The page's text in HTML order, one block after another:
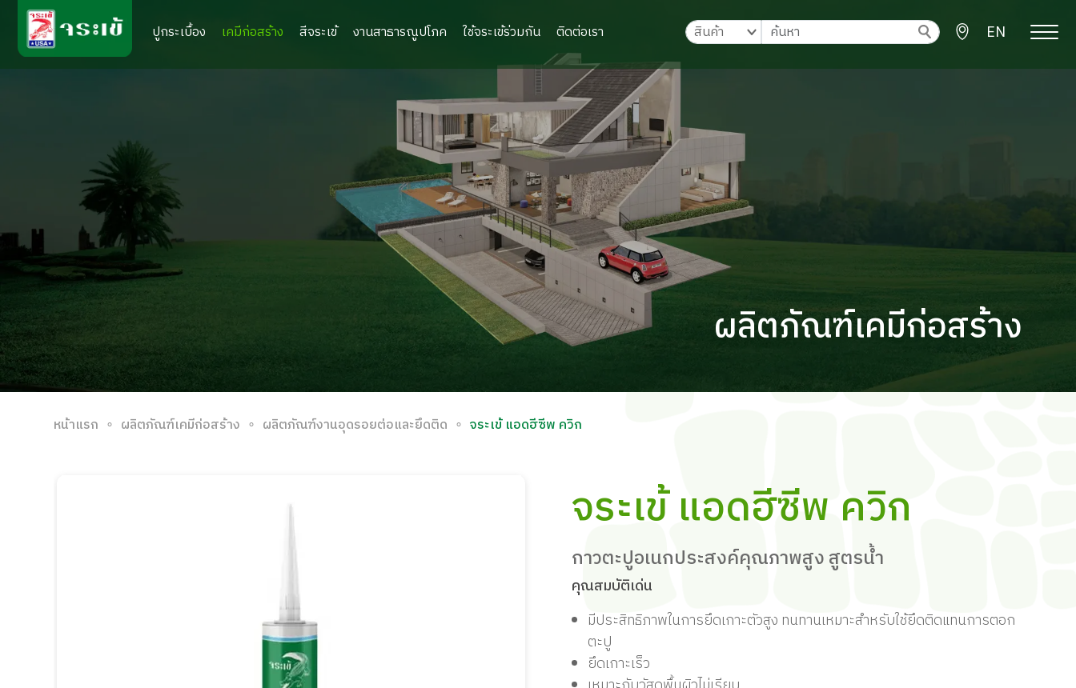
ปูกระเบื้อง เคมีก่อสร้าง สีจระเข้ งานสาธารณูปโภค ใช้จระเข้ร่วมกัน ติดต่อเรา EN
ผลิตภัณฑ์เคมีก่อสร้าง
หน้าแรก ∘ ผลิตภัณฑ์เคมีก่อสร้าง ∘ ผลิตภัณฑ์งานอุดรอยต่อและยึดติด ∘ จระเข้ แอดฮีซีพ ควิก
จระเข้ แอดฮีซีพ ควิก
กาวตะปูอเนกประสงค์คุณภาพสูง สูตรน้ำ
คุณสมบัติเด่น
มีประสิทธิภาพในการยึดเกาะตัวสูง ทนทานเหมาะสำหรับใช้ยึดติดแทนการตอก
ตะปู
ยึดเกาะเร็ว